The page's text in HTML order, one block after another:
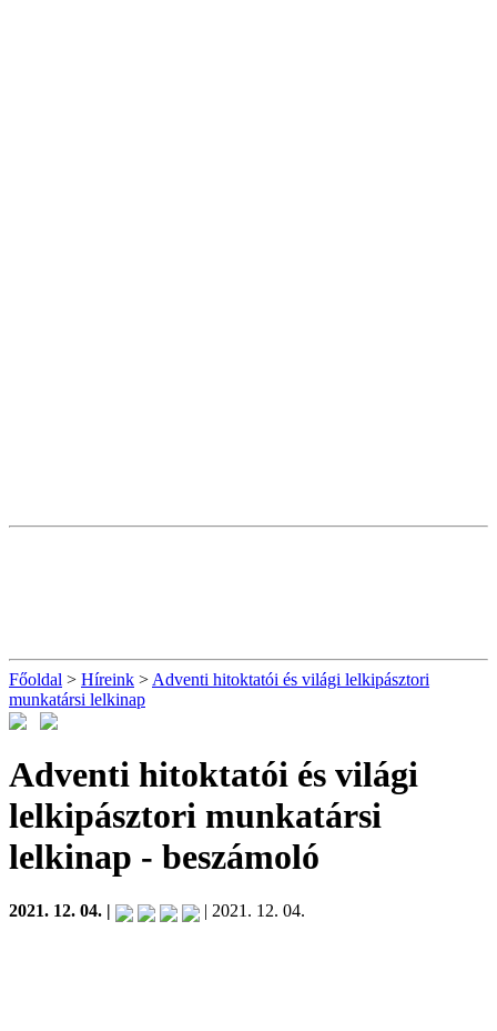
Főoldal > Híreink > Adventi hitoktatói és világi lelkipásztori
munkatársi lelkinap
Adventi hitoktatói és világi
lelkipásztori munkatársi
lelkinap - beszámoló
2021. 12. 04. | | 2021. 12. 04.